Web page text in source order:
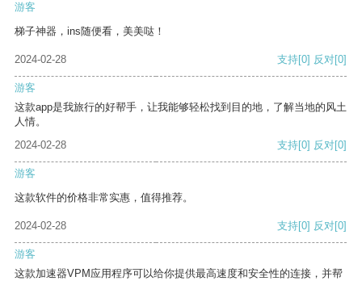
游客
梯子神器，ins随便看，美美哒！
2024-02-28 支持[0] 反对[0]
游客
这款app是我旅行的好帮手，让我能够轻松找到目的地，了解当地的风土
人情。
2024-02-28
支持[0] 反对[0]
游客
这款软件的价格非常实惠，值得推荐。
2024-02-28 支持[0] 反对[0]
游客
这款加速器VPM应用程序可以给你提供最高速度和安全性的连接，并帮